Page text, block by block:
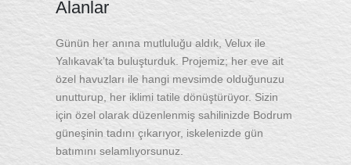
Alanlar
Günün her anına mutluluğu aldık, Velux ile
Yalıkavak’ta buluşturduk. Projemiz; her eve ait
özel havuzları ile hangi mevsimde olduğunuzu
unutturup, her iklimi tatile dönüştürüyor. Sizin
için özel olarak düzenlenmiş sahilinizde Bodrum
güneşinin tadını çıkarıyor, iskelenizde gün
batımını selamlıyorsunuz.